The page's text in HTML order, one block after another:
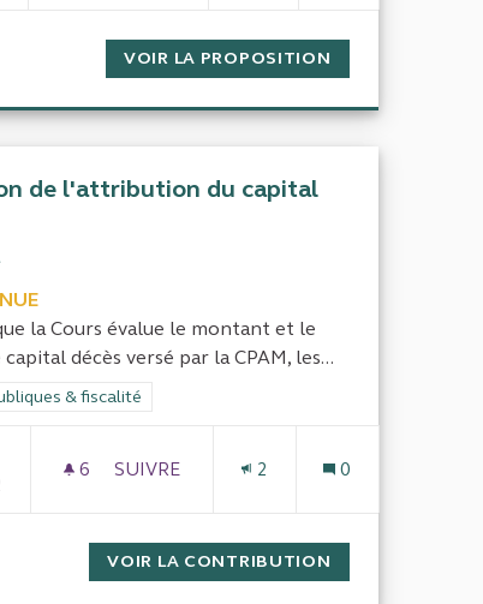
LA POLITIQUE D'ACHAT DE NOURRITURE DANS LES
VOIR LA PROPOSITION
de l'attribution du capital
la Cours évalue le montant et le
décès versé par la CPAM, les...
de la catégorie : Finances publiques & fiscalité
& fiscalité
6 6 ABONNÉS
SUIVRE
2 0
VOIR LA CONTRIBUTION